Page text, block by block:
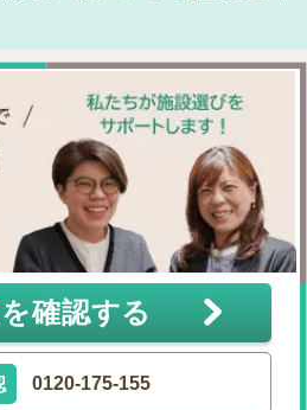
確認する
0120-175-155